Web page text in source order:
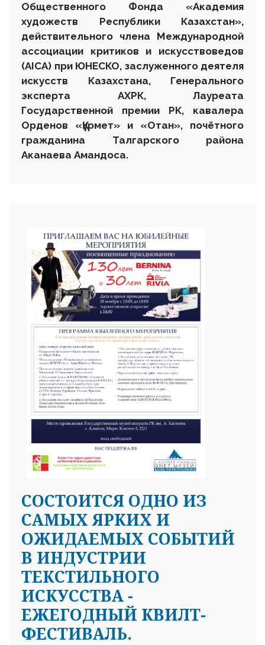
Общественного Фонда «Академия
художеств Республики Казахстан»,
действительного члена Международной
ассоциации критиков и искусствоведов
(AICA) при ЮНЕСКО, заслуженного деятеля
искусств Казахстана, Генерального
эксперта АХРК, Лауреата
Государственной премии РК, кавалера
Орденов «Құрмет» и «Отан», почётного
гражданина Талгарского района
Аканаева Амандоса.
СОСТОИТСЯ ОДНО ИЗ
САМЫХ ЯРКИХ И
ОЖИДАЕМЫХ СОБЫТИЙ
В ИНДУСТРИИ
ТЕКСТИЛЬНОГО
ИСКУССТВА -
ЕЖЕГОДНЫЙ КВИЛТ-
ФЕСТИВАЛЬ.